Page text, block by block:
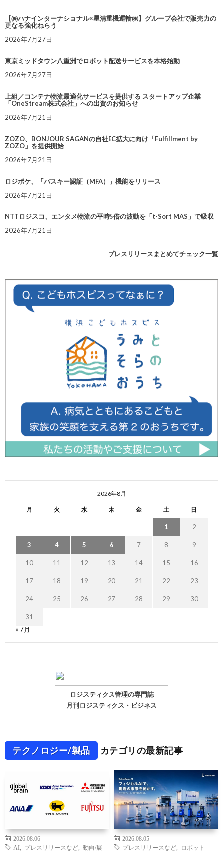
【㈱ハナインターナショナル×星清重機運輸㈱】グループ会社で販売力の
更なる強化ねらう
2026年7月27日
東京ミッドタウン八重洲でロボット配送サービスを本格始動
2026年7月27日
上組／コンテナ物流最適化サービスを提供する スタートアップ企業
「OneStream株式会社」への出資のお知らせ
2026年7月21日
ZOZO、BONJOUR SAGANの自社EC拡大に向け「Fulfillment by
ZOZO」を提供開始
2026年7月21日
ロジポケ、「パスキー認証（MFA）」機能をリリース
2026年7月21日
NTTロジスコ、エンタメ物流の平時5倍の波動を「t-Sort MAS」で吸収
2026年7月21日
プレスリリースまとめてチェック一覧
2026年8月
月 火 水 木 金 土 日
1 2
3 4 5 6 7 8 9
10 11 12 13 14 15 16
17 18 19 20 21 22 23
24 25 26 27 28 29 30
31
« 7月
ロジスティクス管理の専門誌
月刊ロジスティクス・ビジネス
テクノロジー/製品 カテゴリの最新記事
2026.08.06
AI
プレスリリースなど
動向/展
2026.08.05
プレスリリースなど
ロボット